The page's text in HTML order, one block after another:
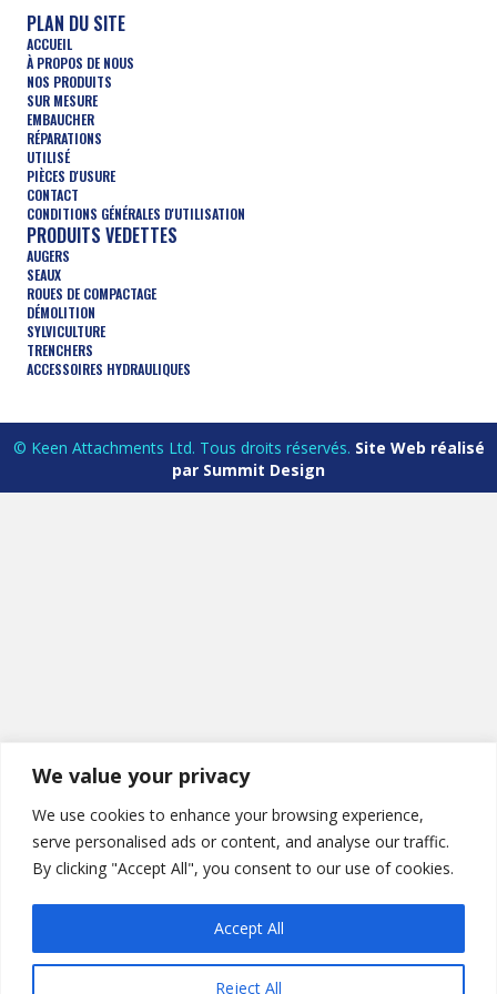
We value your privacy
We use cookies to enhance your browsing experience,
serve personalised ads or content, and analyse our traffic.
By clicking "Accept All", you consent to our use of cookies.
Reject All
Accept All
PLAN DU SITE
ACCUEIL
À PROPOS DE NOUS
NOS PRODUITS
SUR MESURE
EMBAUCHER
RÉPARATIONS
UTILISÉ
PIÈCES D'USURE
CONTACT
CONDITIONS GÉNÉRALES D'UTILISATION
PRODUITS VEDETTES
AUGERS
SEAUX
ROUES DE COMPACTAGE
DÉMOLITION
SYLVICULTURE
TRENCHERS
ACCESSOIRES HYDRAULIQUES
© Keen Attachments Ltd. Tous droits réservés. Site Web réalisé
par Summit Design